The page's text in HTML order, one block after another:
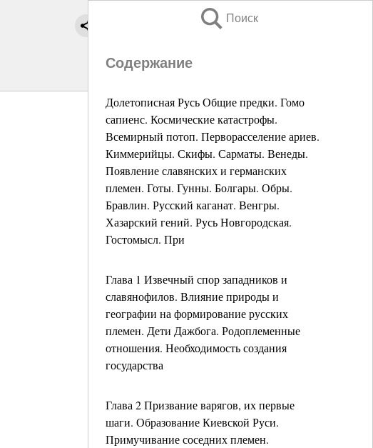
Поиск
Содержание
Долетописная Русь Общие предки. Гомо
сапиенс. Космические катастрофы.
Всемирный потоп. Перворасселение ариев.
Киммерийцы. Скифы. Сарматы. Венеды.
Появление славянских и германских
племен. Готы. Гунны. Болгары. Обры.
Бравлин. Русский каганат. Венгры.
Хазарский гений. Русь Новгородская.
Гостомысл. При
Глава 1 Извечный спор западников и
славянофилов. Влияние природы и
географии на формирование русских
племен. Дети Дажбога. Родоплеменные
отношения. Необходимость создания
государства
Глава 2 Призвание варягов, их первые
шаги. Образование Киевской Руси.
Примучивание соседних племен.